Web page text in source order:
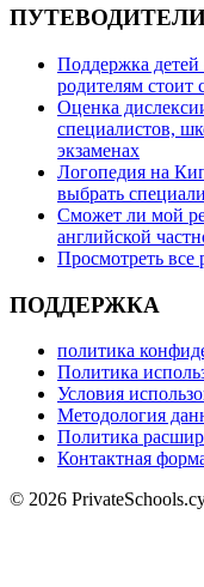
Поддержка
родителям
Оценка
специалистов,
экзаменах
Логопедия на
выбрать
Сможет ли мой
английской
Просмотреть все
ПОДДЕРЖКА
политика
Политика
Условия
Методология
Политика
Контактная
© 2026